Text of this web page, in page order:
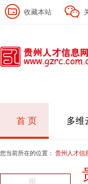
收藏本站
首 页 多维
您当前所在的位置： 贵州人才信